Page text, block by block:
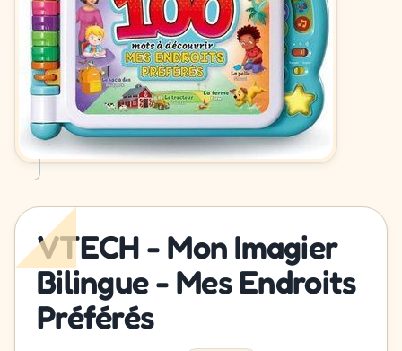
VTECH - Mon Imagier
Bilingue - Mes Endroits
Préférés